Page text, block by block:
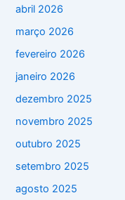
abril 2026
março 2026
fevereiro 2026
janeiro 2026
dezembro 2025
novembro 2025
outubro 2025
setembro 2025
agosto 2025